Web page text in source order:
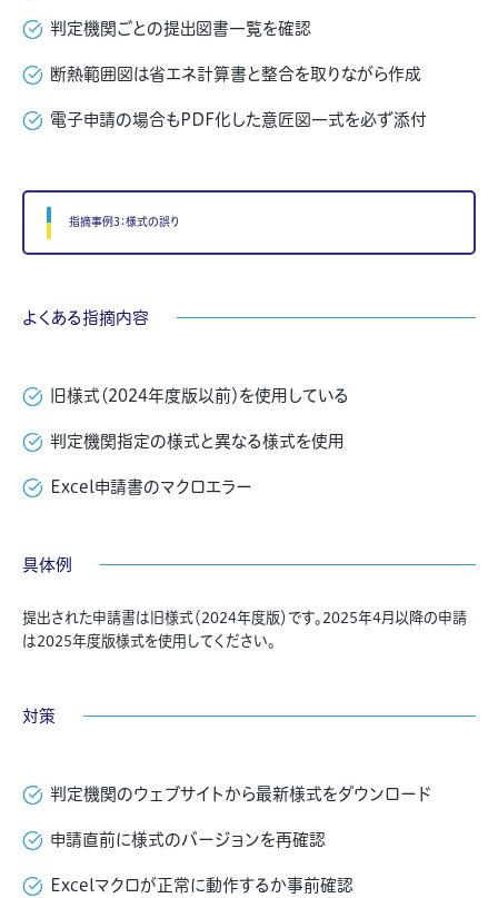
判定機関ごとの提出図書一覧を確認
断熱範囲図は省エネ計算書と整合を取りながら作成
電子申請の場合もPDF化した意匠図一式を必ず添付
指摘事例3：様式の誤り
よくある指摘内容
旧様式（2024年度版以前）を使用している
判定機関指定の様式と異なる様式を使用
Excel申請書のマクロエラー
具体例
提出された申請書は旧様式（2024年度版）です。2025年4月以降の申請
は2025年度版様式を使用してください。
対策
判定機関のウェブサイトから最新様式をダウンロード
申請直前に様式のバージョンを再確認
Excelマクロが正常に動作するか事前確認